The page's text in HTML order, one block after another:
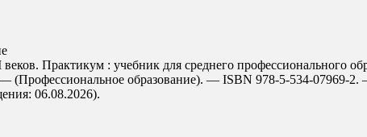
Практикум : учебник для среднего профессионального
образование). — ISBN 978-5-534-07969-2.
06.08.2026).